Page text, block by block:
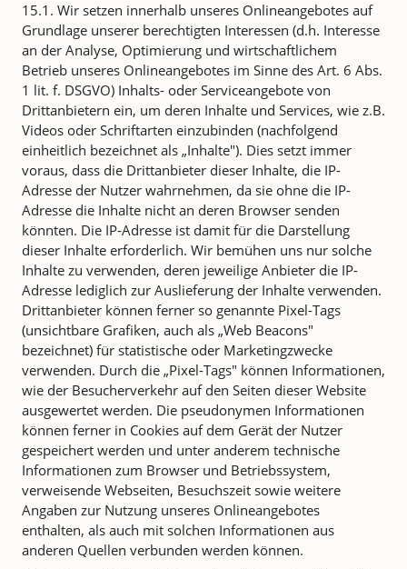
15.1. Wir setzen innerhalb unseres Onlineangebotes auf
Grundlage unserer berechtigten Interessen (d.h. Interesse
an der Analyse, Optimierung und wirtschaftlichem
Betrieb unseres Onlineangebotes im Sinne des Art. 6 Abs.
1 lit. f. DSGVO) Inhalts- oder Serviceangebote von
Drittanbietern ein, um deren Inhalte und Services, wie z.B.
Videos oder Schriftarten einzubinden (nachfolgend
einheitlich bezeichnet als „Inhalte"). Dies setzt immer
voraus, dass die Drittanbieter dieser Inhalte, die IP-
Adresse der Nutzer wahrnehmen, da sie ohne die IP-
Adresse die Inhalte nicht an deren Browser senden
könnten. Die IP-Adresse ist damit für die Darstellung
dieser Inhalte erforderlich. Wir bemühen uns nur solche
Inhalte zu verwenden, deren jeweilige Anbieter die IP-
Adresse lediglich zur Auslieferung der Inhalte verwenden.
Drittanbieter können ferner so genannte Pixel-Tags
(unsichtbare Grafiken, auch als „Web Beacons"
bezeichnet) für statistische oder Marketingzwecke
verwenden. Durch die „Pixel-Tags" können Informationen,
wie der Besucherverkehr auf den Seiten dieser Website
ausgewertet werden. Die pseudonymen Informationen
können ferner in Cookies auf dem Gerät der Nutzer
gespeichert werden und unter anderem technische
Informationen zum Browser und Betriebssystem,
verweisende Webseiten, Besuchszeit sowie weitere
Angaben zur Nutzung unseres Onlineangebotes
enthalten, als auch mit solchen Informationen aus
anderen Quellen verbunden werden können.